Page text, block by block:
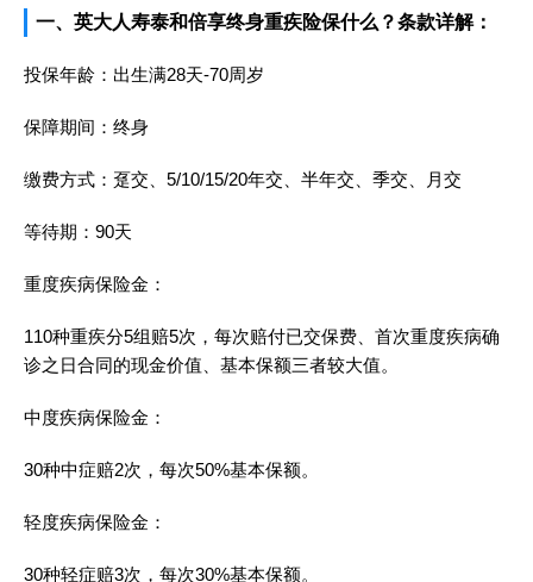
一、英大人寿泰和倍享终身重疾险保什么？条款详解：
投保年龄：出生满28天-70周岁
保障期间：终身
缴费方式：趸交、5/10/15/20年交、半年交、季交、月交
等待期：90天
重度疾病保险金：
110种重疾分5组赔5次，每次赔付已交保费、首次重度疾病确
诊之日合同的现金价值、基本保额三者较大值。
中度疾病保险金：
30种中症赔2次，每次50%基本保额。
轻度疾病保险金：
30种轻症赔3次，每次30%基本保额。